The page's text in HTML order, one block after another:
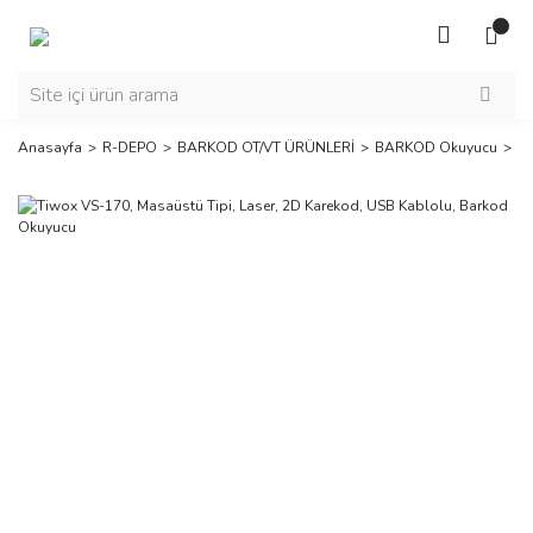
Anasayfa R-DEPO BARKOD OT/VT ÜRÜNLERİ BARKOD Okuyucu